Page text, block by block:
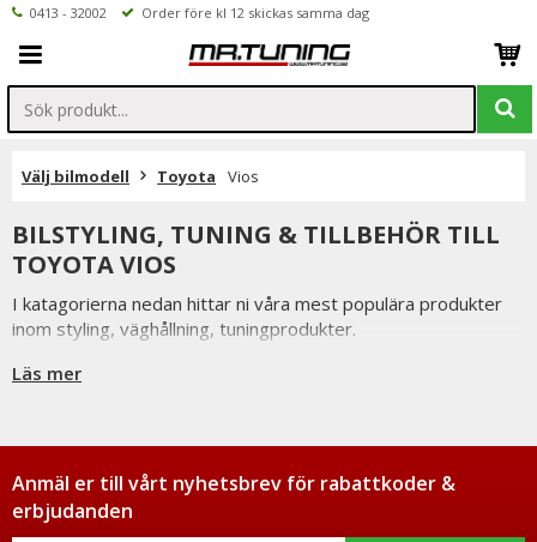
0413 - 32002 Order före kl 12 skickas samma dag
Välj bilmodell Toyota Vios
BILSTYLING, TUNING & TILLBEHÖR TILL
TOYOTA VIOS
I katagorierna nedan hittar ni våra mest populära produkter
inom styling, väghållning, tuningprodukter.
Är det något som du funderar över eller inte hittar i vårt
Läs mer
Anmäl er till vårt nyhetsbrev för rabattkoder &
erbjudanden